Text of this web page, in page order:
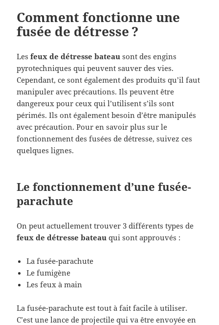
Comment fonctionne une
fusée de détresse ?
Lesfeux de détresse bateau sont des engins
pyrotechniques qui peuvent sauver des vies.
Cependant, ce sont également des produits qu’il faut
manipuler avec précautions. Ils peuvent être
dangereux pour ceux qui l’utilisent s’ils sont
périmés. Ils ont également besoin d’être manipulés
avec précaution. Pour en savoir plus sur le
fonctionnement des fusées de détresse, suivez ces
quelques lignes.
Le fonctionnement d’une fusée-
parachute
On peut actuellement trouver 3 différents types de
feux de détresse bateau qui sont approuvés :
La fusée-parachute
Le fumigène
Les feux à main
La fusée-parachute est tout à fait facile à utiliser.
C’est une lance de projectile qui va être envoyée en